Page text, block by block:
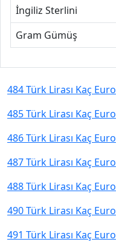
İngiliz Sterlini
Gram Gümüş
484 Türk Lirası Kaç Euro
485 Türk Lirası Kaç Euro
486 Türk Lirası Kaç Euro
487 Türk Lirası Kaç Euro
488 Türk Lirası Kaç Euro
490 Türk Lirası Kaç Euro
491 Türk Lirası Kaç Euro